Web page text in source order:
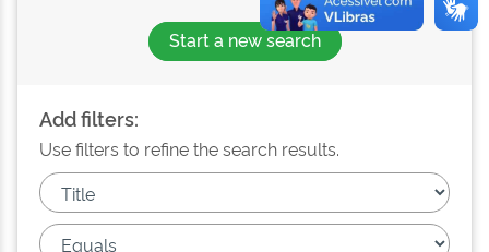
Start a new search
Add filters:
Use filters to refine the search results.